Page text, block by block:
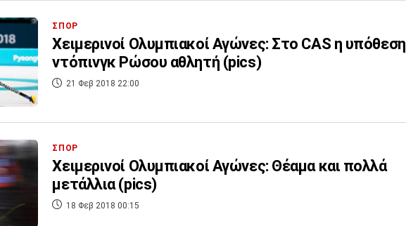
ΣΠΟΡ
Χειμερινοί Ολυμπιακοί Αγώνες: Στο CAS η υπόθεση
ντόπινγκ Ρώσου αθλητή (pics)
21 Φεβ 2018 22:00
ΣΠΟΡ
Χειμερινοί Ολυμπιακοί Αγώνες: Θέαμα και πολλά
μετάλλια (pics)
18 Φεβ 2018 00:15